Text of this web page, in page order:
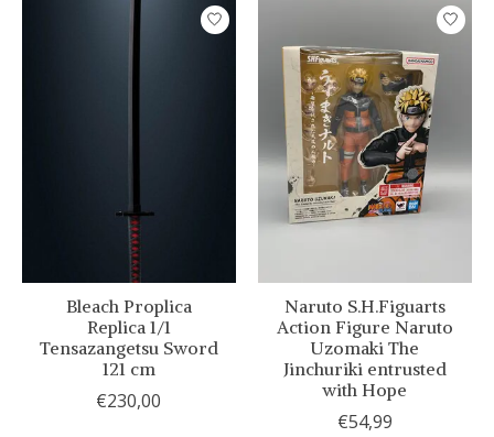
Bleach Proplica
Replica 1/1
Tensazangetsu Sword
121 cm
€230,00
Naruto S.H.Figuarts
Action Figure Naruto
Uzomaki The
Jinchuriki entrusted
with Hope
€54,99